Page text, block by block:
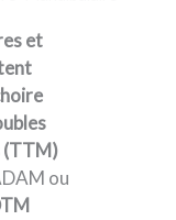
et
(TTM)
ou